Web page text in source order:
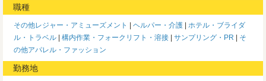
職種
その他レジャー・アミューズメント ヘルパー・介護
ホテル・ブライダ
ル・トラベル
構内作業・フォークリフト・溶接 サンプリング・PR
そ
の他アパレル・ファッション
勤務地